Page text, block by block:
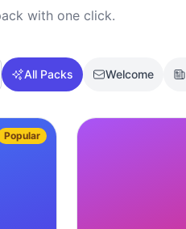
with one click.
All Packs Welcome
Popular